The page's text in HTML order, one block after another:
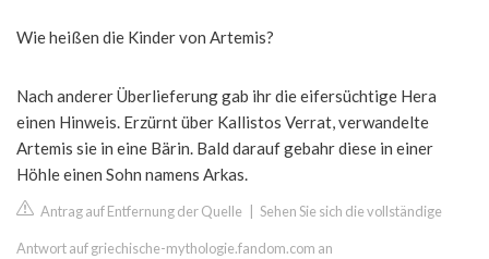
Wie heißen die Kinder von Artemis?
Nach anderer Überlieferung gab ihr die eifersüchtige Hera
einen Hinweis. Erzürnt über Kallistos Verrat, verwandelte
Artemis sie in eine Bärin. Bald darauf gebahr diese in einer
Höhle einen Sohn namens Arkas.
Antrag auf Entfernung der Quelle Sehen Sie sich die vollständige
Antwort auf griechische-mythologie.fandom.com an